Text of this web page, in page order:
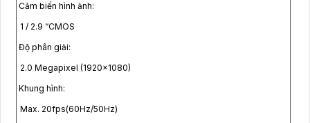
Cảm biến hình ảnh:
1 / 2.9 “CMOS
Độ phân giải:
2.0 Megapixel (1920×1080)
Khung hình:
Max. 20fps(60Hz/50Hz)